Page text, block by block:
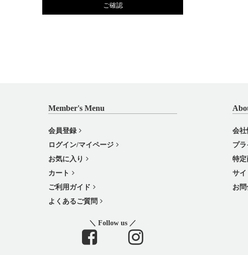
Member's Menu
会員登録
ログイン/マイページ
お気に入り
カート
ご利用ガイド
よくあるご質問
＼ Follow us ／
会社
プ
特定
サイ
お